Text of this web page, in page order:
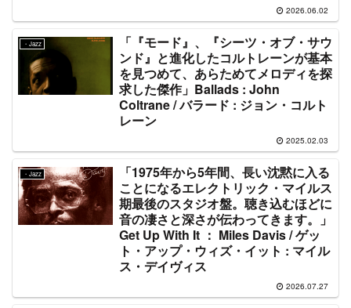
2026.06.02
・Jazz
「『モード』、『シーツ・オブ・サウ
ンド』と進化したコルトレーンが基本
を見つめて、あらためてメロディを探
求した傑作」Ballads : John
Coltrane / バラード : ジョン・コルト
レーン
2025.02.03
・Jazz
「1975年から5年間、長い沈黙に入る
ことになるエレクトリック・マイルス
期最後のスタジオ盤。聴き込むほどに
音の凄さと深さが伝わってきます。」
Get Up With It ： Miles Davis / ゲッ
ト・アップ・ウィズ・イット : マイル
ス・デイヴィス
2026.07.27